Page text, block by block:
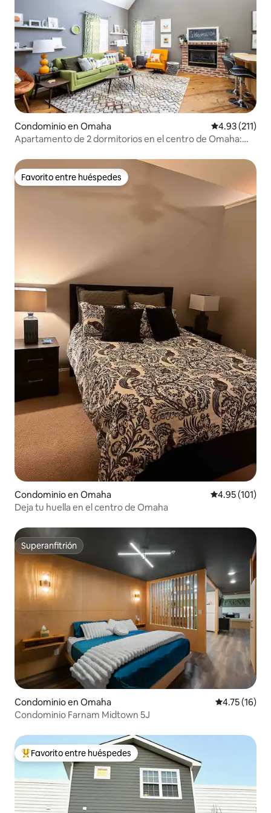
Condominio en Omaha Calificación
4.93 (211)
Apartamento de 2 dormitorios en el centro de Omaha:
Favorito entre huéspedes
Favorito entre huéspedes
Condominio en Omaha Calificación
4.95 (101)
Deja tu huella en el centro de Omaha
Superanfitrión
Superanfitrión
Condominio en Omaha Calificación
4.75 (16)
Condominio Farnam Midtown 5J
De los mejores en Favorito entre huéspedes
Favorito entre huéspedes